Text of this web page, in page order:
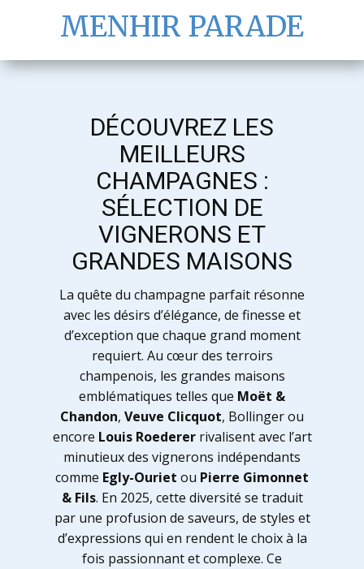
MENHIR PARADE
DÉCOUVREZ LES
MEILLEURS
CHAMPAGNES :
SÉLECTION DE
VIGNERONS ET
GRANDES MAISONS
La quête du champagne parfait résonne
avec les désirs d’élégance, de finesse et
d’exception que chaque grand moment
requiert. Au cœur des terroirs
champenois, les grandes maisons
emblématiques telles que Moët &
Chandon, Veuve Clicquot, Bollinger ou
encore Louis Roedererrivalisent avec l’art
minutieux des vignerons indépendants
comme Egly-Ouriet ou Pierre Gimonnet
& Fils. En 2025, cette diversité se traduit
par une profusion de saveurs, de styles et
d’expressions qui en rendent le choix à la
fois passionnant et complexe. Ce